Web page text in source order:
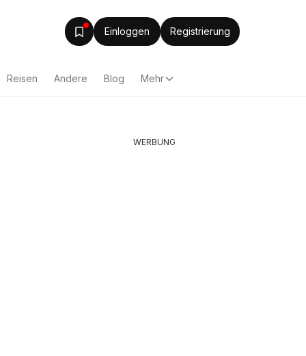
Einloggen Registrierung
Reisen Andere Blog Mehr
WERBUNG